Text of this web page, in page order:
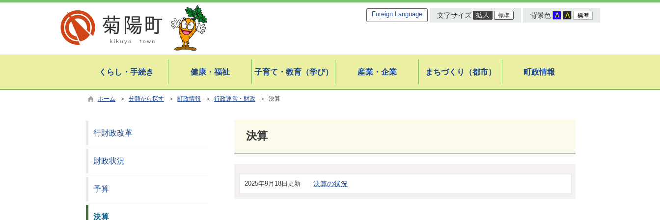
Foreign Language 文字サイズ 背景色
くらし・手続き 健康・福祉 子育て・教育（学び） 産業・企業 まちづくり（都市） 町政情報
ホーム ＞ 分類から探す ＞ 町政情報 ＞ 行政運営・財政 ＞ 決算
決算
2025年9月18日更新 決算の状況
行財政改革
財政状況
予算
決算